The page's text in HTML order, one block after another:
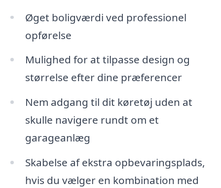
Øget boligværdi ved professionel
opførelse
Mulighed for at tilpasse design og
størrelse efter dine præferencer
Nem adgang til dit køretøj uden at
skulle navigere rundt om et
garageanlæg
Skabelse af ekstra opbevaringsplads,
hvis du vælger en kombination med